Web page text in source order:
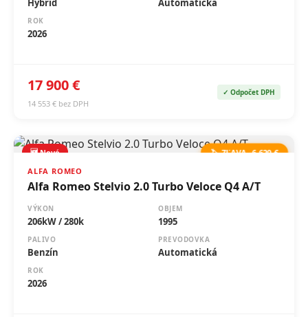
Hybrid Automatická
ROK
2026
17 900 €
14 553 € bez DPH
✓ Odpočet DPH
🆕 Nové 🏷️ ZĽAVA -6 629 €
ALFA ROMEO
Alfa Romeo Stelvio 2.0 Turbo Veloce Q4 A/T
VÝKON
206kW / 280k
OBJEM
1995
PALIVO
Benzín
PREVODOVKA
Automatická
ROK
2026